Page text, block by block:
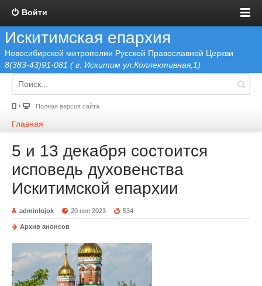
Войти
Искитимская епархия
Новосибирской митрополии Русской Православной Церкви
8(383-43)91-081 ( г. Искитим ул.Коллективная,1)
Полная версия сайта
Главная
5 и 13 декабря состоится
исповедь духовенства
Искитимской епархии
adminlojok 20 ноя 2023 534
Архив анонсов